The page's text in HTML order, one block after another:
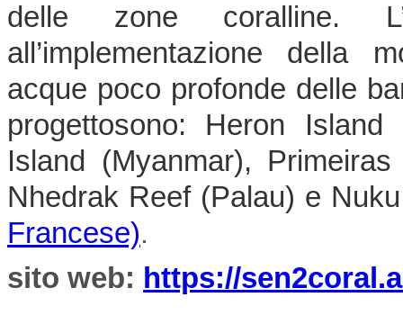
delle zone coralline.
all’implementazione della
acque poco profonde delle
progettosono: Heron
Island (Myanmar),
Nhedrak Reef (Palau) e
Francese).
sito web: https://